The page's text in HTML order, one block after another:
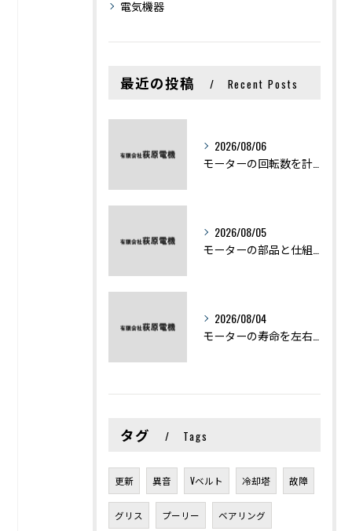
電気機器
最近の投稿 Recent Posts
2026/08/06
2026/08/05
2026/08/04
タグ Tags
更新 異音 Vベルト 冷却塔 故障
グリス プーリー ベアリング